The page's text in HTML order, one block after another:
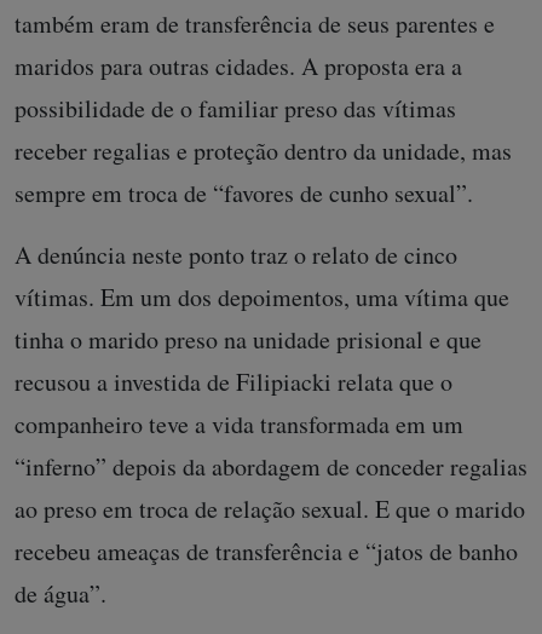
também eram de transferência de seus parentes e
maridos para outras cidades. A proposta era a
possibilidade de o familiar preso das vítimas
receber regalias e proteção dentro da unidade, mas
sempre em troca de “favores de cunho sexual”.
A denúncia neste ponto traz o relato de cinco
vítimas. Em um dos depoimentos, uma vítima que
tinha o marido preso na unidade prisional e que
recusou a investida de Filipiacki relata que o
companheiro teve a vida transformada em um
“inferno” depois da abordagem de conceder regalias
ao preso em troca de relação sexual. E que o marido
recebeu ameaças de transferência e “jatos de banho
de água”.